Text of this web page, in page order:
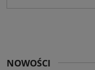
NOWOŚCI